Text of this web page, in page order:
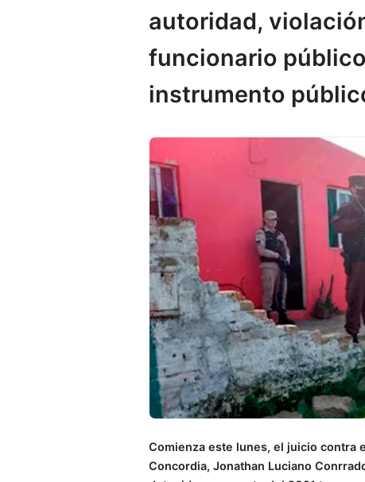
autoridad,
funcionario
instrumento
Comienza este lunes, el juicio contra
Concordia, Jonathan Luciano